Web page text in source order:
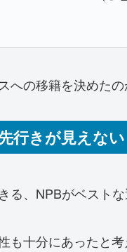
への移籍を決めたの
行きが見えない
る、NPBがベストな
も十分にあったと